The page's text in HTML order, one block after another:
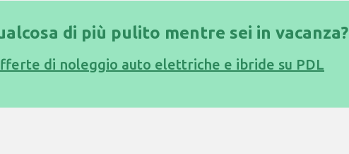
di più pulito mentre sei in vacanza?
di noleggio auto elettriche e ibride su PDL